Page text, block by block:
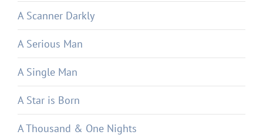
A Scanner Darkly
A Serious Man
A Single Man
A Star is Born
A Thousand & One Nights